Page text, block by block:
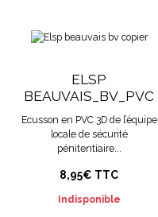
ELSP
BEAUVAIS_BV_PVC
Ecusson en PVC 3D de l’équipe
locale de sécurité
pénitentiaire...
8,95€ TTC
Indisponible